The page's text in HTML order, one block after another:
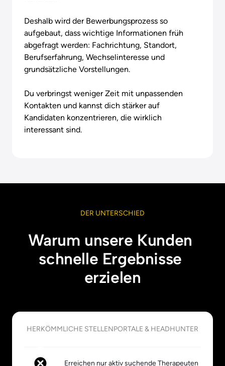
Deshalb wird der Bewerbungsprozess so
aufgebaut, dass wichtige Informationen früh
abgefragt werden: Fachrichtung, Standort,
Berufserfahrung, Wechselinteresse und
grundsätzliche Vorstellungen.
Du verbringst weniger Zeit mit unpassenden
Kontakten und kannst dich stärker auf
Kandidaten konzentrieren, die wirklich
interessant sind.
DER UNTERSCHIED
Warum unsere Kunden
schnelle Ergebnisse
erzielen
HERKÖMMLICHE STELLENPORTALE & HEADHUNTER
Erreichen nur aktiv suchende Therapeuten